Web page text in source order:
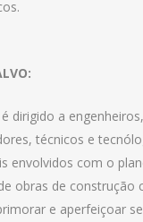
dirigido a
técnicos e
envolvidos com o
obras de construção
e aperfeiçoar